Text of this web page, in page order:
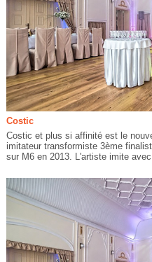
Costic
Costic et plus si affinité est le
imitateur transformiste 3ème
sur M6 en 2013. L'artiste imite